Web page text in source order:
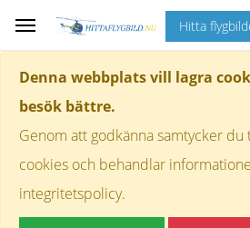
Denna webbplats vill lagra
besök bättre.
Genom att godkänna samtycker du
cookies och behandlar
integritetspolicy.
Hitta